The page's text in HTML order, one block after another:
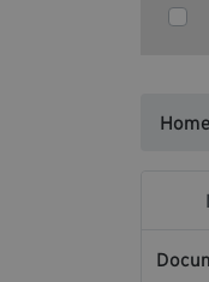
Home